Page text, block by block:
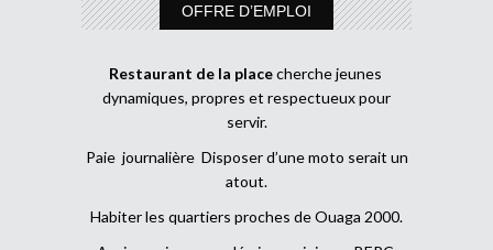
OFFRE D’EMPLOI
Restaurant de la placecherche jeunes
dynamiques, propres et respectueux pour
servir.
Paie journalière Disposer d’une moto serait un
atout.
Habiter les quartiers proches de Ouaga 2000.